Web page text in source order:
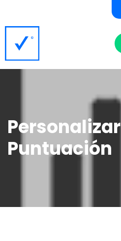
Personalizar
Puntuación